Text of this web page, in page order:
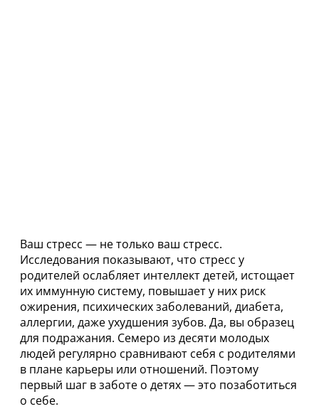
Ваш стресс — не только ваш стресс.
Исследования показывают, что стресс у
родителей ослабляет интеллект детей, истощает
их иммунную систему, повышает у них риск
ожирения, психических заболеваний, диабета,
аллергии, даже ухудшения зубов. Да, вы образец
для подражания. Семеро из десяти молодых
людей регулярно сравнивают себя с родителями
в плане карьеры или отношений. Поэтому
первый шаг в заботе о детях — это позаботиться
о себе.